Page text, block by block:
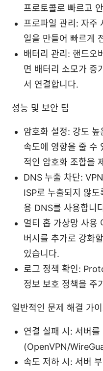
프로토콜로 빠르고
프로파일 관리: 자주
일을 만들어 빠르게
배터리 관리: 핸드오
면 배터리 소모가 증
서 연결합니다.
성능 및 보안 팁
암호화 설정: 강도
속도에 영향을 줄 수
적인 암호화 조합을
DNS 누출 차단:
ISP로 누출되지 않
용 DNS를 사용합니
멀티 홉 가상망 사용
버시를 추가로 강화
있습니다.
로그 정책 확인:
정보 보호 정책을 주
일반적인 문제 해결 가
연결 실패 시: 서버
(OpenVPN/
속도 저하 시: 서버